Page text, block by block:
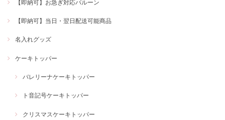
【即納可】お急ぎ対応バルーン
【即納可】当日・翌日配送可能商品
名入れグッズ
ケーキトッパー
バレリーナケーキトッパー
ト音記号ケーキトッパー
クリスマスケーキトッパー